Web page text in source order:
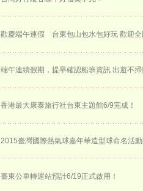
歡慶端午連假 台東包山包水包好玩 歡迎
端午連續假期，提早確認船班資訊 出遊不
香港最大康泰旅行社台東主題館6/9完成！
2015臺灣國際熱氣球嘉年華​造型球命名活
臺東公車轉運站預計6/19正式啟用！